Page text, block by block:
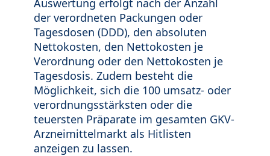
der verordneten Packungen oder
Tagesdosen (DDD), den absoluten
Nettokosten, den Nettokosten je
Verordnung oder den Nettokosten je
Tagesdosis. Zudem besteht die
Möglichkeit, sich die 100 umsatz- oder
verordnungsstärksten oder die
teuersten Präparate im gesamten GKV-
Arzneimittelmarkt als Hitlisten
anzeigen zu lassen.